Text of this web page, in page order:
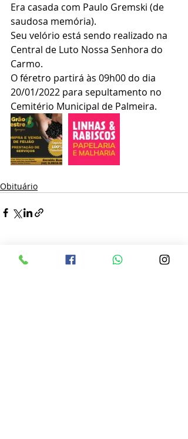
Era casada com Paulo Gremski (de
saudosa memória).
Seu velório está sendo realizado na
Central de Luto Nossa Senhora do
Carmo.
O féretro partirá às 09h00 do dia
20/01/2022 para sepultamento no
Cemitério Municipal de Palmeira.
Obituário
Posts recentes Ver tudo